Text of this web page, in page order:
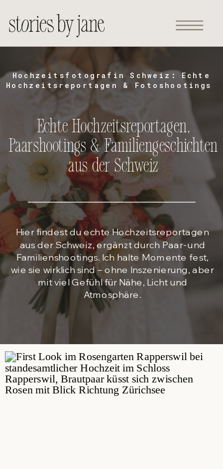
Echte Hochzeitsreportagen,
Paarshootings & Familiengeschichten
aus der Schweiz
Hochzeitsfotografin Schweiz: Echte
Hochzeitsreportagen & Fotoshootings
Hier findest du echte Hochzeitsreportagen
aus der Schweiz, ergänzt durch Paar- und
Familienshootings. Ich halte Momente fest,
wie sie wirklich sind – ohne Inszenierung, aber
mit viel Gefühl für Nähe, Licht und
Atmosphäre.